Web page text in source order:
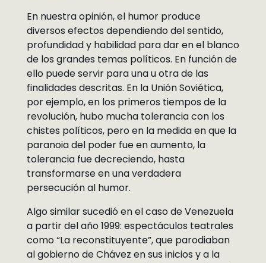
En nuestra opinión, el humor produce
diversos efectos dependiendo del sentido,
profundidad y habilidad para dar en el blanco
de los grandes temas políticos. En función de
ello puede servir para una u otra de las
finalidades descritas. En la Unión Soviética,
por ejemplo, en los primeros tiempos de la
revolución, hubo mucha tolerancia con los
chistes políticos, pero en la medida en que la
paranoia del poder fue en aumento, la
tolerancia fue decreciendo, hasta
transformarse en una verdadera
persecución al humor.
Algo similar sucedió en el caso de Venezuela
a partir del año 1999: espectáculos teatrales
como “La reconstituyente”, que parodiaban
al gobierno de Chávez en sus inicios y a la